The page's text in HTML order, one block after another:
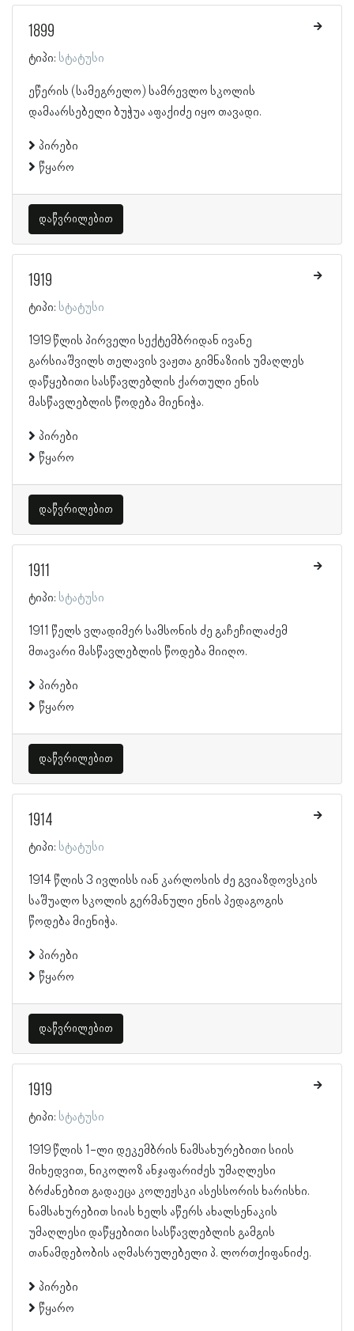
1899
ტიპი: სტატუსი
ეწერის (სამეგრელო) სამრევლო სკოლის
დამაარსებელი ბუჭუა აფაქიძე იყო თავადი.
პირები
წყარო
დაწვრილებით
1919
ტიპი: სტატუსი
1919 წლის პირველი სექტემბრიდან ივანე
გარსიაშვილს თელავის ვაჟთა გიმნაზიის უმაღლეს
დაწყებითი სასწავლებლის ქართული ენის
მასწავლებლის წოდება მიენიჭა.
პირები
წყარო
დაწვრილებით
1911
ტიპი: სტატუსი
1911 წელს ვლადიმერ სამსონის ძე გაჩეჩილაძემ
მთავარი მასწავლებლის წოდება მიიღო.
პირები
წყარო
დაწვრილებით
1914
ტიპი: სტატუსი
1914 წლის 3 ივლისს იან კარლოსის ძე გვიაზდოვსკის
საშუალო სკოლის გერმანული ენის პედაგოგის
წოდება მიენიჭა.
პირები
წყარო
დაწვრილებით
1919
ტიპი: სტატუსი
1919 წლის 1-ლი დეკემბრის ნამსახურებითი სიის
მიხედვით, ნიკოლოზ ანჯაფარიძეს უმაღლესი
ბრძანებით გადაეცა კოლეჟსკი ასესსორის ხარისხი.
ნამსახურებით სიას ხელს აწერს ახალსენაკის
უმაღლესი დაწყებითი სასწავლებლის გამგის
თანამდებობის აღმასრულებელი პ. ლორთქიფანიძე.
პირები
წყარო